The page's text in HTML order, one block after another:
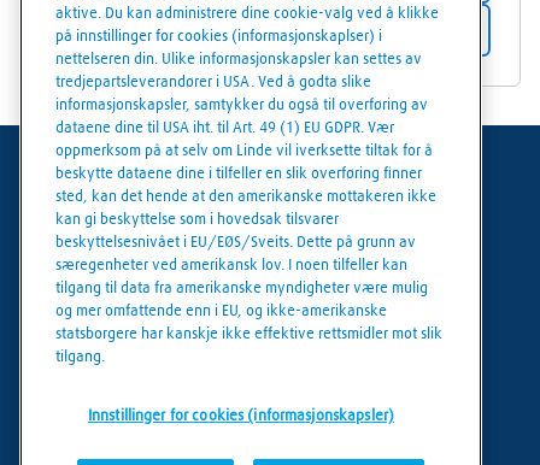
Få veibeskrivelse
Generelle vilkår
Juridisk informasjon
Personvern
Cookies policy
aktive. Du kan administrere dine cookie-valg ved å klikke
på innstillinger for cookies (informasjonskaplser) i
nettelseren din. Ulike informasjonskapsler kan settes av
tredjepartsleverandører i USA. Ved å godta slike
informasjonskapsler, samtykker du også til overføring av
dataene dine til USA iht. til Art. 49 (1) EU GDPR. Vær
oppmerksom på at selv om Linde vil iverksette tiltak for å
beskytte dataene dine i tilfeller en slik overføring finner
sted, kan det hende at den amerikanske mottakeren ikke
kan gi beskyttelse som i hovedsak tilsvarer
beskyttelsesnivået i EU/EØS/Sveits. Dette på grunn av
særegenheter ved amerikansk lov. I noen tilfeller kan
tilgang til data fra amerikanske myndigheter være mulig
og mer omfattende enn i EU, og ikke-amerikanske
statsborgere har kanskje ikke effektive rettsmidler mot slik
tilgang.
Innstillinger for cookies (informasjonskapsler)